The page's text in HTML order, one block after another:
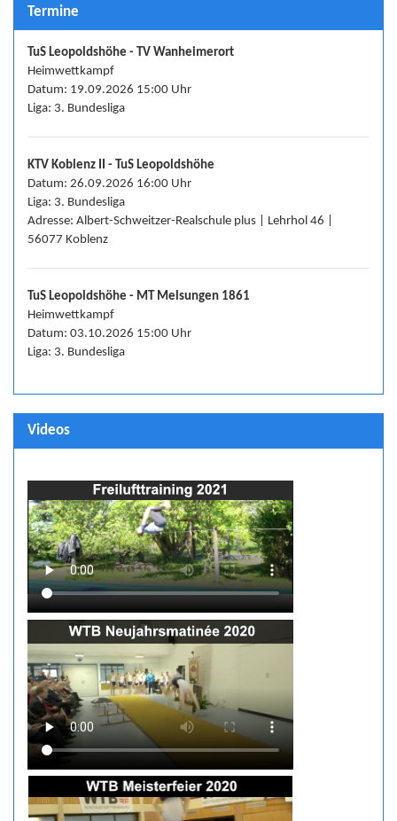
Termine
TuS Leopoldshöhe - TV Wanheimerort
Heimwettkampf
Datum: 19.09.2026 15:00 Uhr
Liga: 3. Bundesliga
KTV Koblenz II - TuS Leopoldshöhe
Datum: 26.09.2026 16:00 Uhr
Liga: 3. Bundesliga
Adresse: Albert-Schweitzer-Realschule plus | Lehrhol 46 |
56077 Koblenz
TuS Leopoldshöhe - MT Melsungen 1861
Heimwettkampf
Datum: 03.10.2026 15:00 Uhr
Liga: 3. Bundesliga
Videos